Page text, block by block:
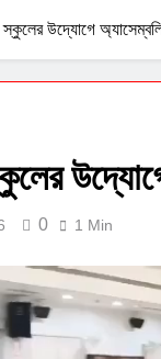
স্কুলের উদ্যোগে
0 1 Min